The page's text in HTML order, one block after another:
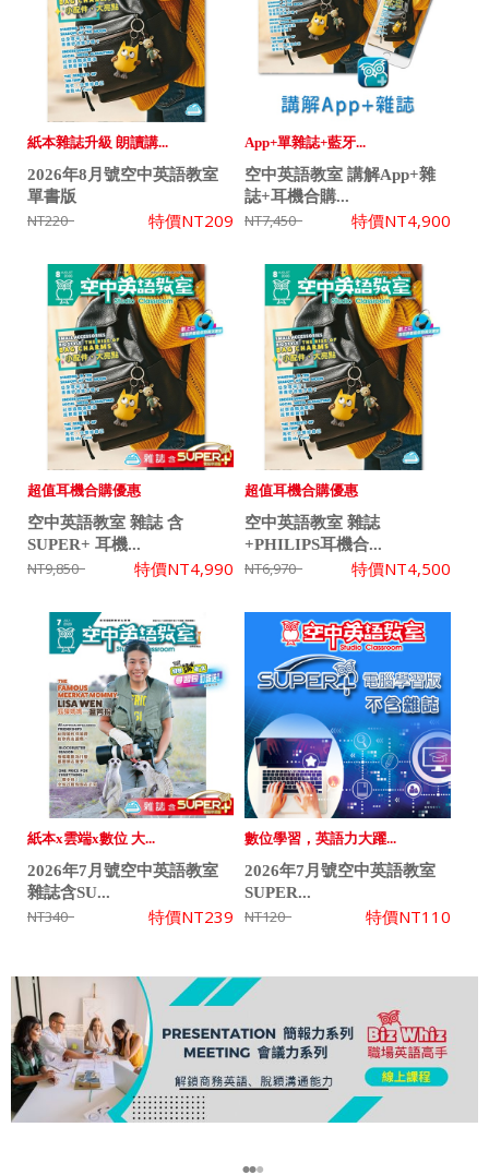
紙本雜誌升級 朗讀講...
2026年8月號空中英語教室
單書版
NT220 特價NT209
App+單雜誌+藍牙...
空中英語教室 講解App+雜
誌+耳機合購...
NT7,450 特價NT4,900
超值耳機合購優惠
空中英語教室 雜誌 含
SUPER+ 耳機...
NT9,850 特價NT4,990
超值耳機合購優惠
空中英語教室 雜誌
+PHILIPS耳機合...
NT6,970 特價NT4,500
紙本x雲端x數位 大...
2026年7月號空中英語教室
雜誌含SU...
NT340 特價NT239
數位學習，英語力大躍...
2026年7月號空中英語教室
SUPER...
NT120 特價NT110